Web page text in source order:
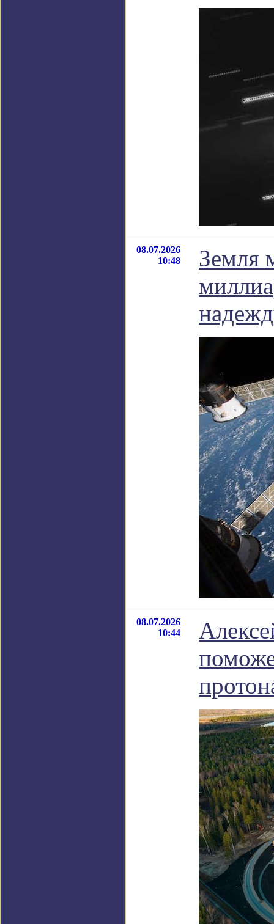
08.07.2026
10:48
Земля
08.07.2026
10:44